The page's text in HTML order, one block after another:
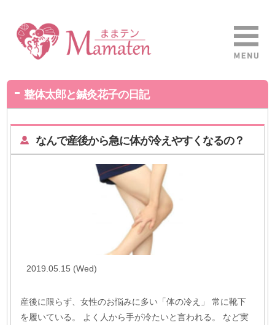
整体太郎と鍼灸花子の日記
なんで産後から急に体が冷えやすくなるの？
2019.05.15 (Wed)
産後に限らず、女性のお悩みに多い「体の冷え」 常に靴下
を履いている。 よく人から手が冷たいと言われる。 など実